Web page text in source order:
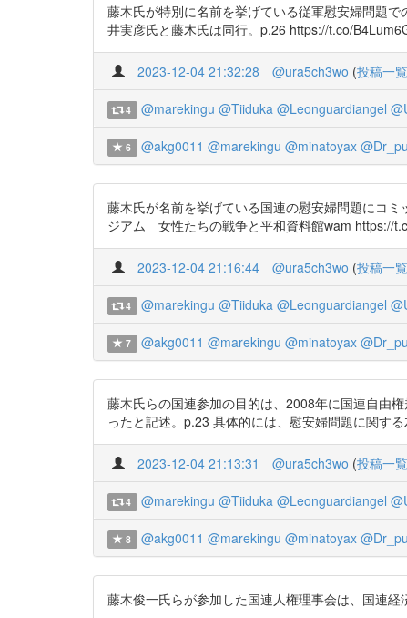
藤木氏が特別に名前を挙げている従軍慰安婦問題
井実彦氏と藤木氏は同行。p.26 https://t.co/
2023-12-04 21:32:28 @ura5ch3wo (投稿一覧
4 @marekingu @Tiiduka @Leonguardiangel
6 @akg0011 @marekingu @minatoyax
藤木氏が名前を挙げている国連の慰安婦問題にコ
ジアム 女性たちの戦争と平和資料館wam https://
2023-12-04 21:16:44 @ura5ch3wo (投稿一覧
4 @marekingu @Tiiduka @Leonguardiangel
7 @akg0011 @marekingu @minatoyax
藤木氏らの国連参加の目的は、2008年に国連自由
ったと記述。p.23 具体的には、慰安婦問題に関す
2023-12-04 21:13:31 @ura5ch3wo (投稿一覧
4 @marekingu @Tiiduka @Leonguardiangel
8 @akg0011 @marekingu @minatoyax
藤木俊一氏らが参加した国連人権理事会は、国連